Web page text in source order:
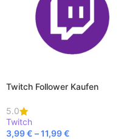
Twitch Follower Kaufen
5.0
Twitch
3,99€ –11,99€